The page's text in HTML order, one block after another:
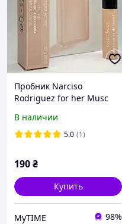
Пробник Narciso
Rodriguez for her Musc
0.6мл Нарсисо Родригес
фор хё Муск Маск Нюд
В наличии
5.0 (1)
190₴
Купить
MyTIME 98%